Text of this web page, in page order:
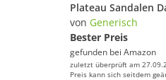
von Generisch
Bester Preis
gefunden bei Amazon
zuletzt überprüft am
Preis kann sich seitdem